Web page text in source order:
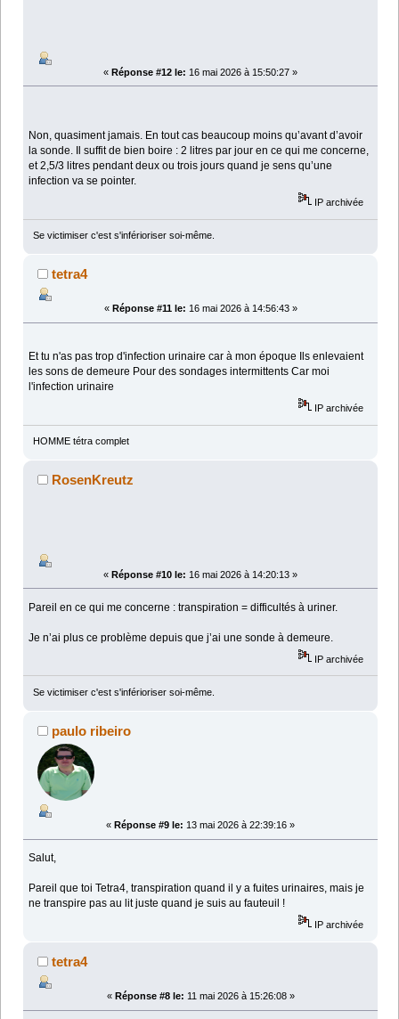
« Réponse #12 le: 16 mai 2026 à 15:50:27 »
Non, quasiment jamais. En tout cas beaucoup moins qu’avant d’avoir
la sonde. Il suffit de bien boire : 2 litres par jour en ce qui me concerne,
et 2,5/3 litres pendant deux ou trois jours quand je sens qu’une
infection va se pointer.
IP archivée
Se victimiser c'est s'inférioriser soi-même.
tetra4
« Réponse #11 le: 16 mai 2026 à 14:56:43 »
Et tu n'as pas trop d'infection urinaire car à mon époque Ils enlevaient
les sons de demeure Pour des sondages intermittents Car moi
l'infection urinaire
IP archivée
HOMME tétra complet
RosenKreutz
« Réponse #10 le: 16 mai 2026 à 14:20:13 »
Pareil en ce qui me concerne : transpiration = difficultés à uriner.
Je n’ai plus ce problème depuis que j’ai une sonde à demeure.
IP archivée
Se victimiser c'est s'inférioriser soi-même.
paulo ribeiro
« Réponse #9 le: 13 mai 2026 à 22:39:16 »
Salut,
Pareil que toi Tetra4, transpiration quand il y a fuites urinaires, mais je
ne transpire pas au lit juste quand je suis au fauteuil !
IP archivée
tetra4
« Réponse #8 le: 11 mai 2026 à 15:26:08 »